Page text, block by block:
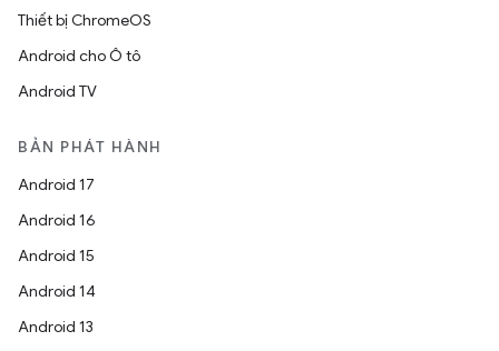
Thiết bị ChromeOS
Android cho Ô tô
Android TV
BẢN PHÁT HÀNH
Android 17
Android 16
Android 15
Android 14
Android 13